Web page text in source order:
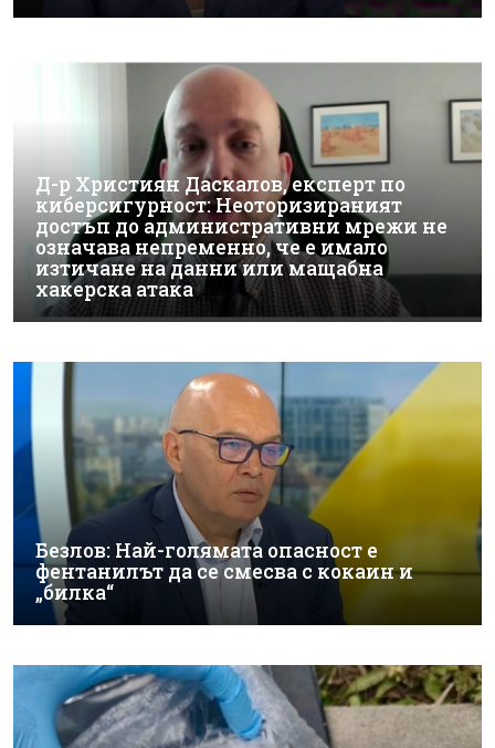
Д-р Християн Даскалов, експерт по
киберсигурност: Неоторизираният
достъп до административни мрежи не
означава непременно, че е имало
изтичане на данни или мащабна
хакерска атака
Безлов: Най-голямата опасност е
фентанилът да се смесва с кокаин и
„билка“